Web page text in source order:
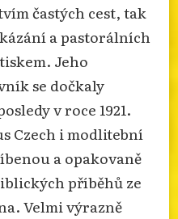
častých cest, tak
a pastorálních
Jeho
se dočkaly
v roce 1921.
Czech i modlitební
a opakovaně
příběhů ze
Velmi výrazně